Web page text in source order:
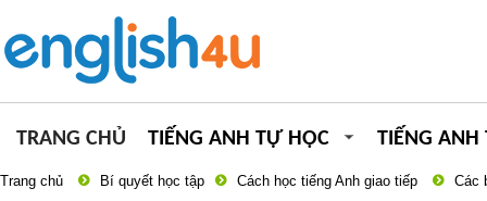
TRANG CHỦ TIẾNG ANH TỰ HỌC TIẾNG ANH
Trang chủ Bí quyết học tập Cách học tiếng Anh giao tiếp Các